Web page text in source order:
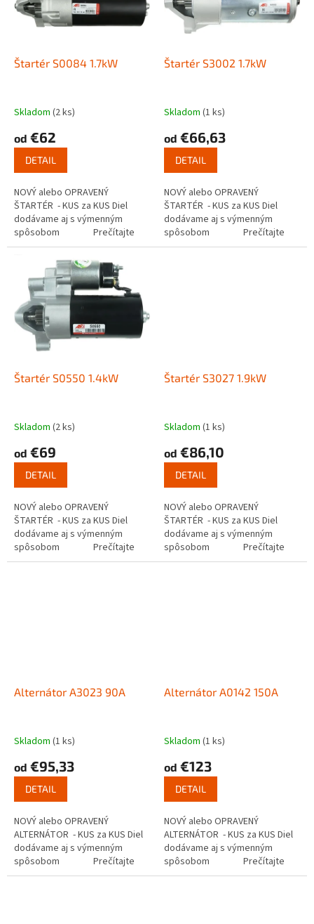
Štartér S0084 1.7kW
Skladom (2 ks)
od €62
DETAIL
NOVÝ alebo OPRAVENÝ
ŠTARTÉR - KUS za KUS Diel
dodávame aj s výmenným
spôsobom Prečítajte
si ako funguje...
Štartér S3002 1.7kW
Skladom (1 ks)
od €66,63
DETAIL
NOVÝ alebo OPRAVENÝ
ŠTARTÉR - KUS za KUS Diel
dodávame aj s výmenným
spôsobom Prečítajte
si ako funguje...
Štartér S0550 1.4kW
Skladom (2 ks)
od €69
DETAIL
NOVÝ alebo OPRAVENÝ
ŠTARTÉR - KUS za KUS Diel
dodávame aj s výmenným
spôsobom Prečítajte
si ako funguje...
Štartér S3027 1.9kW
Skladom (1 ks)
od €86,10
DETAIL
NOVÝ alebo OPRAVENÝ
ŠTARTÉR - KUS za KUS Diel
dodávame aj s výmenným
spôsobom Prečítajte
si ako funguje...
Alternátor A3023 90A
Skladom (1 ks)
od €95,33
DETAIL
NOVÝ alebo OPRAVENÝ
ALTERNÁTOR - KUS za KUS Diel
dodávame aj s výmenným
spôsobom Prečítajte
si ako...
Alternátor A0142 150A
Skladom (1 ks)
od €123
DETAIL
NOVÝ alebo OPRAVENÝ
ALTERNÁTOR - KUS za KUS Diel
dodávame aj s výmenným
spôsobom Prečítajte
si ako...